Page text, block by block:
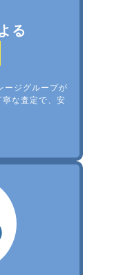
る
ージグループが
な査定で、安